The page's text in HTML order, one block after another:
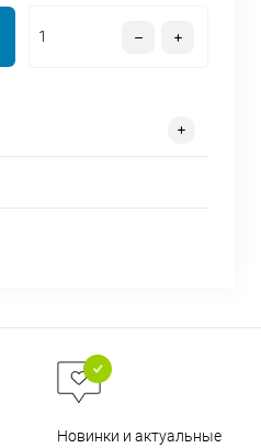
Новинки и актуальные
раз в 2 недели